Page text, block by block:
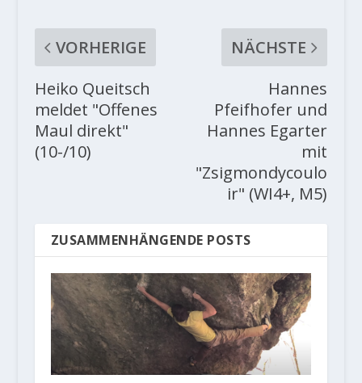
VORHERIGE
Heiko Queitsch
meldet "Offenes
Maul direkt"
(10-/10)
NÄCHSTE
Hannes
Pfeifhofer und
Hannes Egarter
mit
"Zsigmondycoulo
ir" (WI4+, M5)
ZUSAMMENHÄNGENDE POSTS